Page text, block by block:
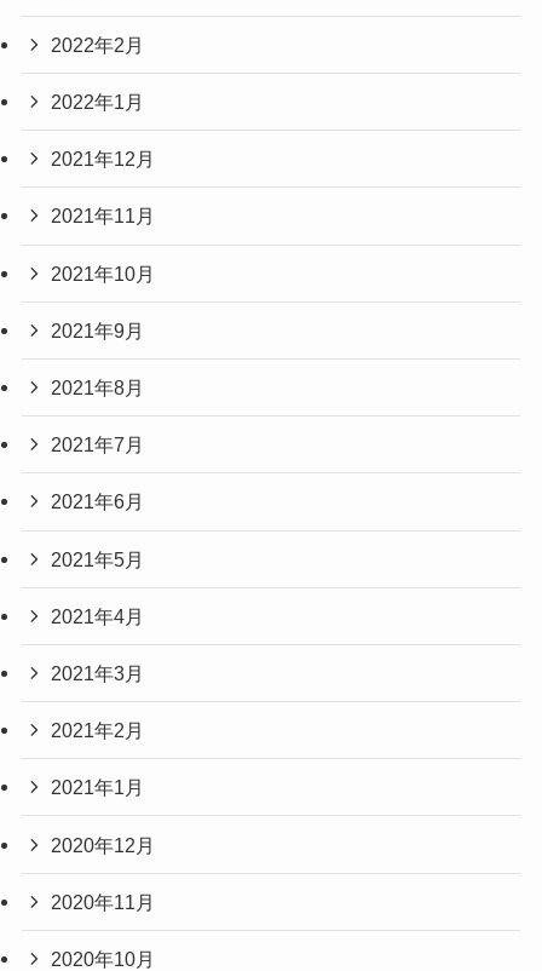
2022年2月
2022年1月
2021年12月
2021年11月
2021年10月
2021年9月
2021年8月
2021年7月
2021年6月
2021年5月
2021年4月
2021年3月
2021年2月
2021年1月
2020年12月
2020年11月
2020年10月